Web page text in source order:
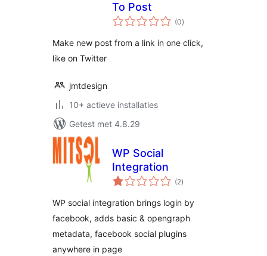
To Post
(0totaal
waarderingen
)
Make new post from a link in one click,
like on Twitter
jmtdesign
10+ actieve installaties
Getest met 4.8.29
WP Social
Integration
(2totaal
waarderingen
)
WP social integration brings login by
facebook, adds basic & opengraph
metadata, facebook social plugins
anywhere in page